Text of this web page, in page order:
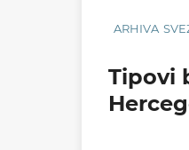
ARHIVA
Tipovi